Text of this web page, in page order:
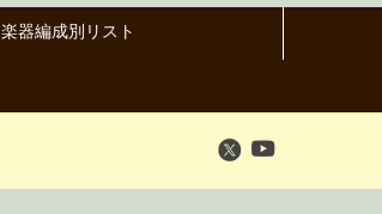
楽器編成別リスト